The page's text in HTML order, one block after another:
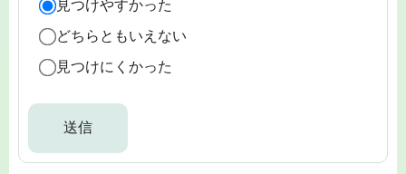
見つけやすかった
どちらともいえない
見つけにくかった